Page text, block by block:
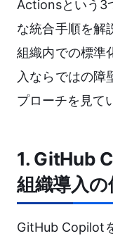
Actionsという3
な統合手順を解
組織内での標準
入ならではの障
プローチを見て
1. GitHub
組織導入の
GitHub Copilot